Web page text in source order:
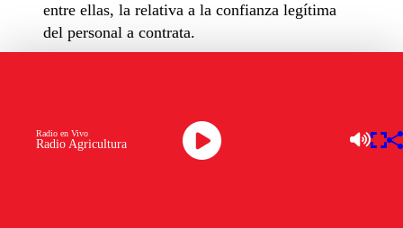
entre ellas, la relativa a la confianza legítima
del personal a contrata.
(@Camara_cl)
January 14, 2026
Radio Agricultura
Radio en Vivo